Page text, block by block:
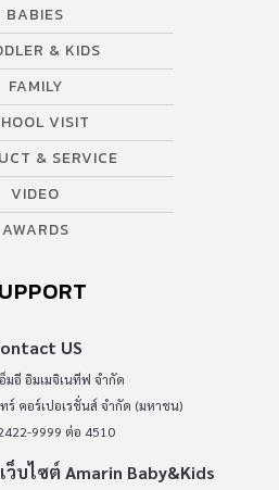
BABIES
& KIDS
FAMILY
VISIT
& SERVICE
VIDEO
AWARDS
US
มอี อิมเมจิเนทีฟ จำกัด
ร์ คอร์เปอเรชั่นส์ จำกัด (มหาชน)
9999 ต่อ 4510
บไซต์ Amarin Baby&Kids